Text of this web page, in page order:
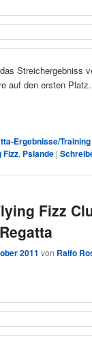
Streichergebniss
auf den ersten Platz.
Ergebnisse/Training
Fizz, Pslande |
Fizz
2011 von Ralfo